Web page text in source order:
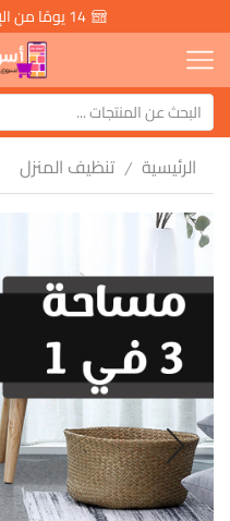
14 يومًا من الإرجاع المجاني والسريع
الرئيسية / تنظيف المنزل